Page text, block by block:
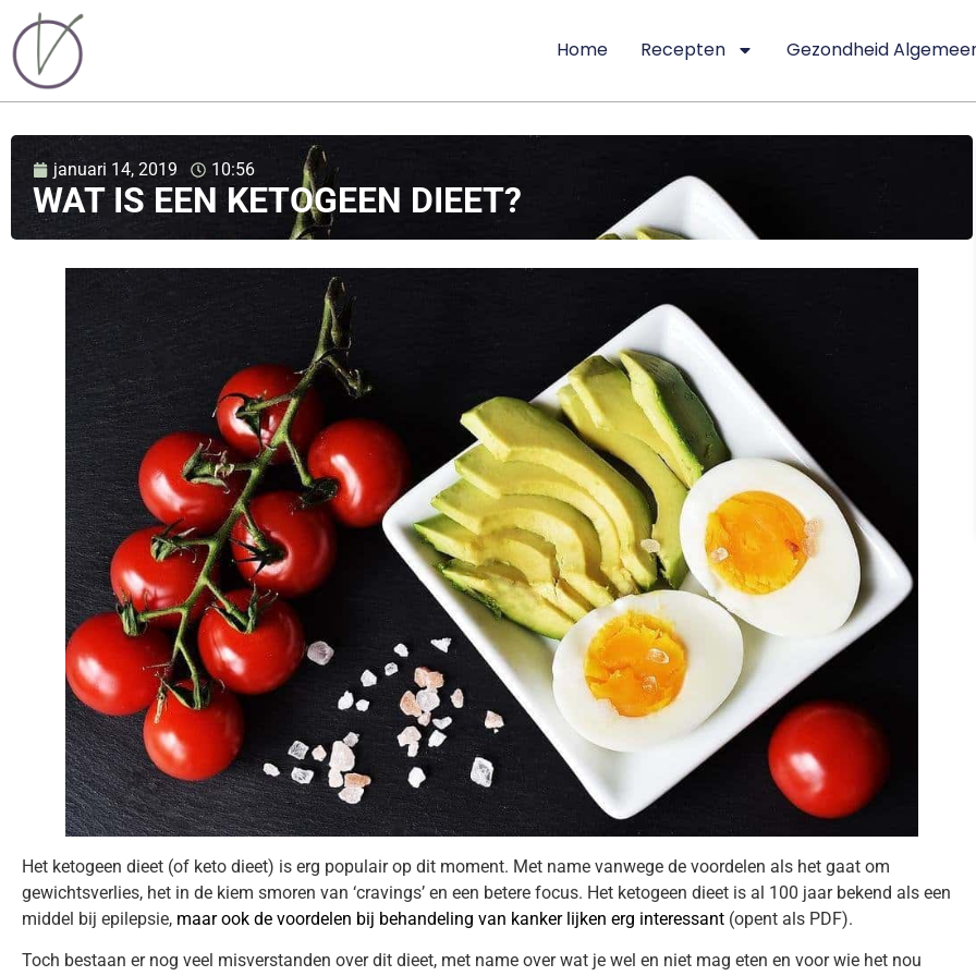
Home Recepten Gezondheid
januari 14, 2019 10:56
WAT IS EEN KETOGEEN DIEET?
Het ketogeen dieet (of keto dieet) is erg populair op dit moment. Met name vanwege de voordelen als het gaat om
gewichtsverlies, het in de kiem smoren van ‘cravings’ en een betere focus. Het ketogeen dieet is al 100 jaar bekend als een
middel bij epilepsie, maar ook de voordelen bij behandeling van kanker lijken erg interessant (opent als PDF).
Toch bestaan er nog veel misverstanden over dit dieet, met name over wat je wel en niet mag eten en voor wie het nou